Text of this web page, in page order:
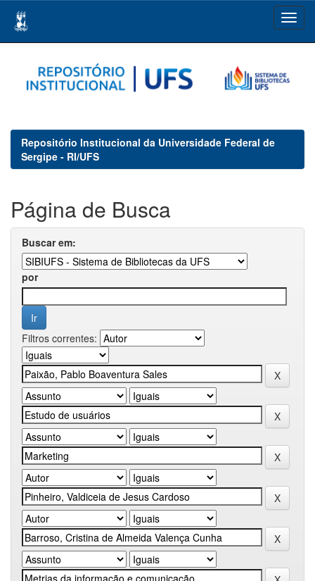
navigation
Repositório Institucional da Universidade Federal de
Sergipe - RI/UFS
Página de Busca
Buscar em:
por
Filtros correntes: